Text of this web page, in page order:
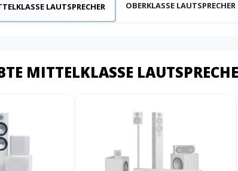
LAUTSPRECHER OBERKLASSE LAUTSPRECHER
MITTELKLASSE